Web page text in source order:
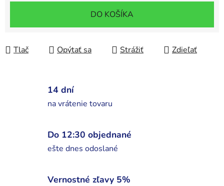
DO KOŠÍKA
Tlač Opýtať sa Strážiť Zdieľať
14 dní
na vrátenie tovaru
Do 12:30 objednané
ešte dnes odoslané
Vernostné zľavy 5%